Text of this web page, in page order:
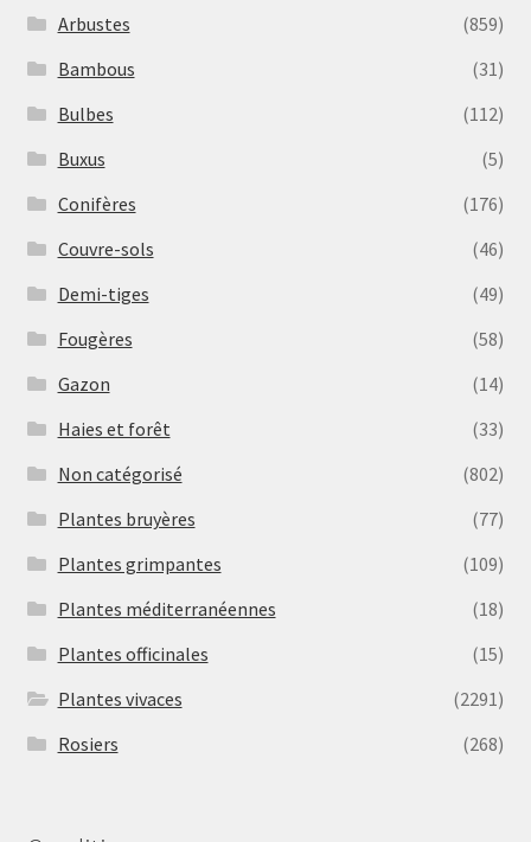
Arbustes
(859)
Bambous
(31)
Bulbes
(112)
Buxus
(5)
Conifères
(176)
Couvre-sols
(46)
Demi-tiges
(49)
Fougères
(58)
Gazon
(14)
Haies et forêt
(33)
Non catégorisé
(802)
Plantes bruyères
(77)
Plantes grimpantes
(109)
Plantes méditerranéennes
(18)
Plantes officinales
(15)
Plantes vivaces
(2291)
Rosiers
(268)